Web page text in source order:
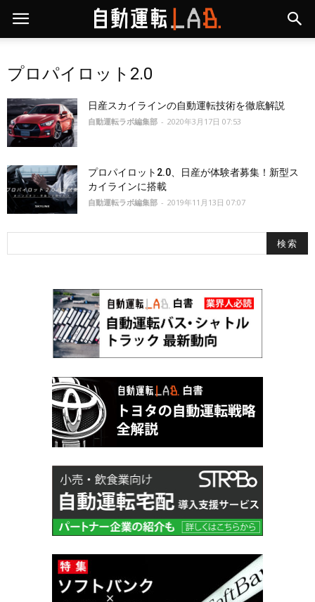
プロパイロット2.0
日産スカイラインの自動運転技術を徹底解説
自動運転ラボ編集部 - 2020年3月17日 07:53
プロパイロット2.0、日産が体験者募集！新型ス
カイラインに搭載
自動運転ラボ編集部 - 2019年11月13日 07:07